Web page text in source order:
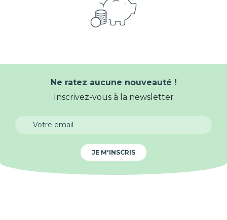
Ne ratez aucune nouveauté !
Inscrivez-vous à la newsletter
JE M'INSCRIS